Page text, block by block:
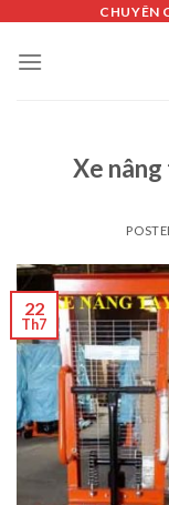
content
CHUYÊN
Xe
22
Th7